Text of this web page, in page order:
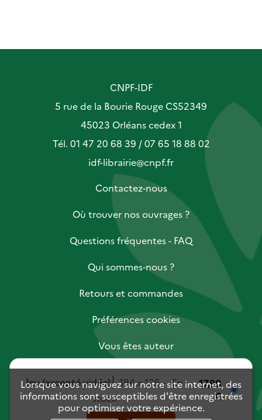
Lorsque vous naviguez sur notre site internet, des
informations sont susceptibles d'être enregistrées
pour optimiser votre expérience.
Jeu (excepté vidéo) 184 x 126
En
stock
17,90
€
CNPF-IDF
5 rue de la Bourie Rouge CS52349
45023 Orléans cedex 1
Tél. 01 47 20 68 39 / 07 65 18 88 02
idf-librairie@cnpf.fr
Contactez-nous
Où trouver nos ouvrages ?
Questions fréquentes - FAQ
Qui sommes-nous ?
Retours et commandes
Préférences cookies
Vous êtes auteur
Vous êtes libraire
Vous êtes journaliste